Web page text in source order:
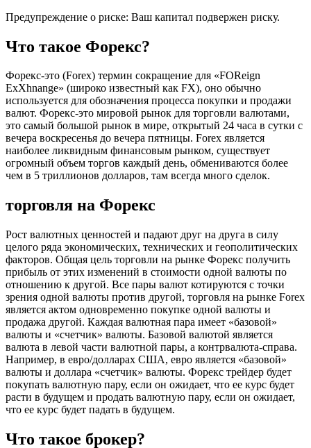
Предупреждение о риске: Ваш капитал подвержен риску.
Что такое Форекс?
Форекс-это (Forex) термин сокращение для «FOReign
ExXhnange» (широко известный как FX), оно обычно
используется для обозначения процесса покупки и продажи
валют. Форекс-это мировой рынок для торговли валютами,
это самый большой рынок в мире, открытый 24 часа в сутки с
вечера воскресенья до вечера пятницы. Forex является
наиболее ликвидным финансовым рынком, существует
огромный объем торгов каждый день, обмениваются более
чем в 5 триллионов долларов, там всегда много сделок.
торговля на Форекс
Рост валютных ценностей и падают друг на друга в силу
целого ряда экономических, технических и геополитических
факторов. Общая цель торговли на рынке Форекс получить
прибыль от этих изменений в стоимости одной валюты по
отношению к другой. Все пары валют котируются с точки
зрения одной валюты против другой, торговля на рынке Forex
является актом одновременно покупке одной валюты и
продажа другой. Каждая валютная пара имеет «базовой»
валюты и «счетчик» валюты. Базовой валютой является
валюта в левой части валютной пары, а контрвалюта-справа.
Например, в евро/долларах США, евро является «базовой»
валюты и доллара «счетчик» валюты. Форекс трейдер будет
покупать валютную пару, если он ожидает, что ее курс будет
расти в будущем и продать валютную пару, если он ожидает,
что ее курс будет падать в будущем.
Что такое брокер?